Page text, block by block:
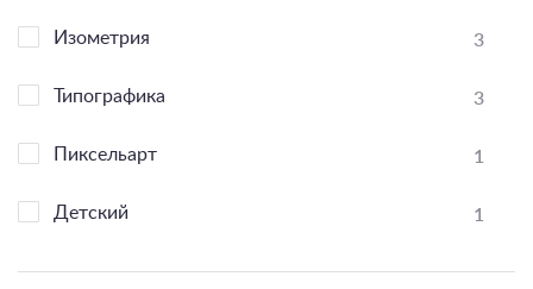
Изометрия 3
Типографика 3
Пиксельарт 1
Детский 1